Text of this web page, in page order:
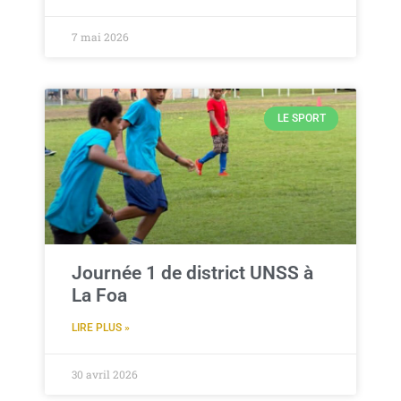
7 mai 2026
LE SPORT
Journée 1 de district UNSS à
La Foa
LIRE PLUS »
30 avril 2026